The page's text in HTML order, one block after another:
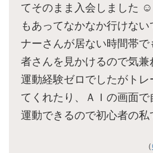
てそのまま入会しました
もあってなかなか行けな
ナーさんが居ない時間帯
者さんを見かけるので気兼
運動経験ゼロでしたがトレ
てくれたり、ＡＩの画面で
運動できるので初心者の
（